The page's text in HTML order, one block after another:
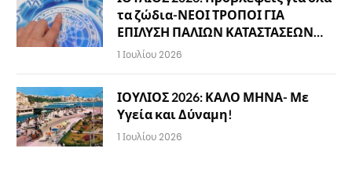
τα ζώδια-ΝΕΟΙ ΤΡΟΠΟΙ ΓΙΑ
ΕΠΙΛΥΣΗ ΠΑΛΙΩΝ ΚΑΤΑΣΤΑΣΕΩΝ…
1 Ιουλίου 2026
ΙΟΥΛΙΟΣ 2026: ΚΑΛΟ ΜΗΝΑ- Με
Υγεία και Δύναμη!
1 Ιουλίου 2026